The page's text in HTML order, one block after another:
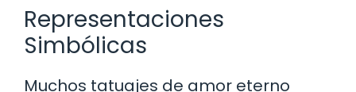
Representaciones
Simbólicas
Muchos tatuajes de amor eterno